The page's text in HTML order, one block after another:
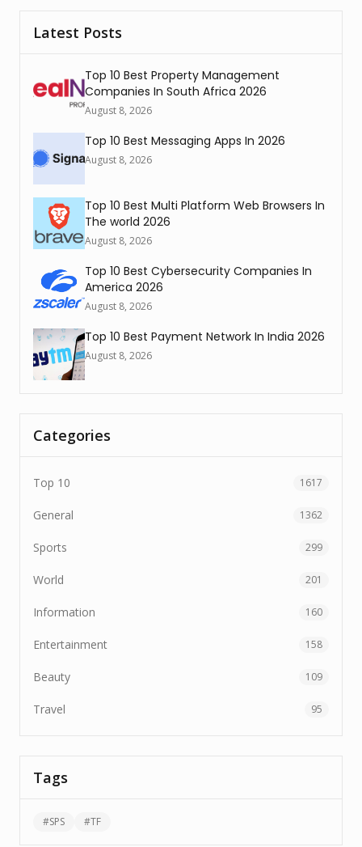
Latest Posts
Top 10 Best Property Management
Companies In South Africa 2026
August 8, 2026
Top 10 Best Messaging Apps In 2026
August 8, 2026
Top 10 Best Multi Platform Web Browsers In
The world 2026
August 8, 2026
Top 10 Best Cybersecurity Companies In
America 2026
August 8, 2026
Top 10 Best Payment Network In India 2026
August 8, 2026
Categories
Top 10 1617
General 1362
Sports 299
World 201
Information 160
Entertainment 158
Beauty 109
Travel 95
Tags
#SPS #TF